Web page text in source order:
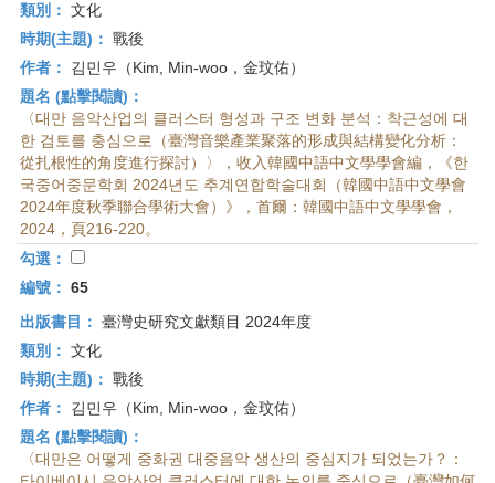
類別： 文化
時期(主題)： 戰後
作者：
김민우（Kim, Min-woo，金玟佑）
題名 (點擊閱讀)：
〈대만 음악산업의 클러스터 형성과 구조 변화 분석：착근성에 대
한 검토를 충심으로（臺灣音樂產業聚落的形成與結構變化分析：
從扎根性的角度進行探討）〉，收入韓國中語中文學學會編，《한
국중어중문학회 2024년도 추계연합학술대회（韓國中語中文學會
2024年度秋季聯合學術大會）》，首爾：韓國中語中文學學會，
2024，頁216-220。
勾選：
編號： 65
出版書目： 臺灣史研究文獻類目 2024年度
類別： 文化
時期(主題)： 戰後
作者：
김민우（Kim, Min-woo，金玟佑）
題名 (點擊閱讀)：
〈대만은 어떻게 중화권 대중음악 생산의 중심지가 되었는가？：